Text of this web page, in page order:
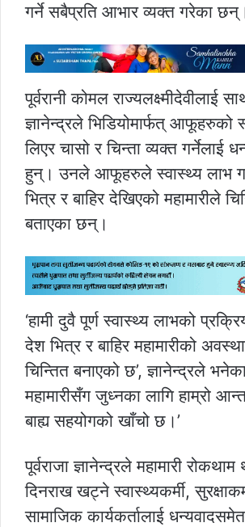
गर्ने सबैप्रति आभार व्यक्त गरेका
पूर्वरानी कोमल राज्यलक्ष्मीदेवीलाई
ज्ञानेन्द्रले भिडियोमार्फत् आफूहरुको
लिएर चासो र चिन्ता व्यक्त गर्नेलाई
हुन्। उनले आफूहरुले स्वास्थ्य लाभ
भित्र र बाहिर देखिएको महामारीले
बताएका छन्।
‘हामी दुवै पूर्ण स्वास्थ्य लाभको
देश भित्र र बाहिर महामारीको
चिन्तित बनाएको छ’, ज्ञानेन्द्रले
महामारीसँग जुध्नका लागि हाम्रो
बाह्य सहयोगको खाँचो छ।’
पूर्वराजा ज्ञानेन्द्रले महामारी
दिनराख खट्ने स्वास्थ्यकर्मी,
सामाजिक कार्यकर्तालाई